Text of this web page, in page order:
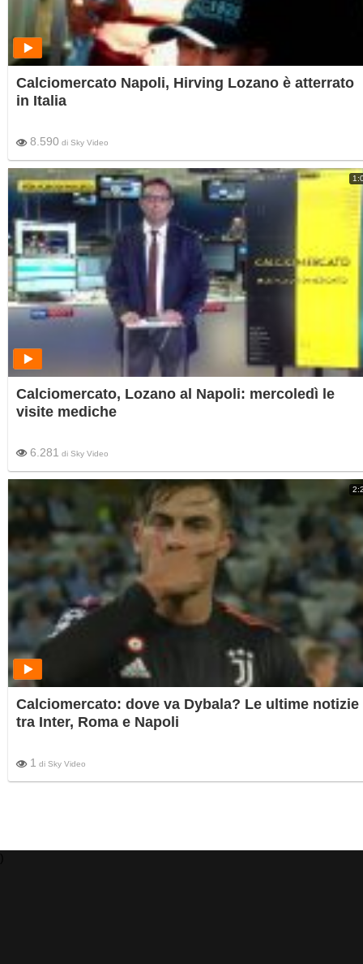
Calciomercato Napoli, Hirving Lozano è atterrato
in Italia
8.590 di Sky Video
Calciomercato, Lozano al Napoli: mercoledì le
visite mediche
6.281 di Sky Video
Calciomercato: dove va Dybala? Le ultime notizie
tra Inter, Roma e Napoli
1 di Sky Video